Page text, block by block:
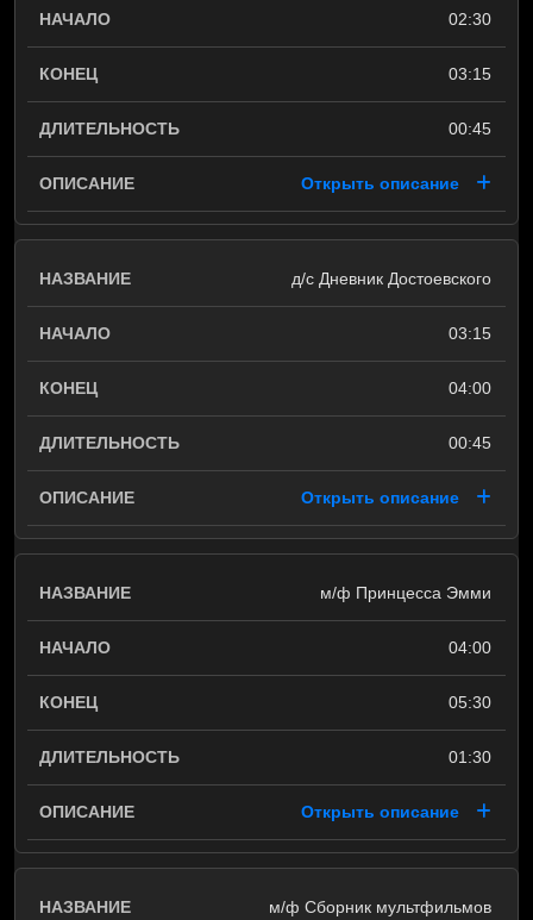
02:30
03:15
00:45
Открыть описание
д/с Дневник Достоевского
03:15
04:00
00:45
Открыть описание
м/ф Принцесса Эмми
04:00
05:30
01:30
Открыть описание
м/ф Сборник мультфильмов